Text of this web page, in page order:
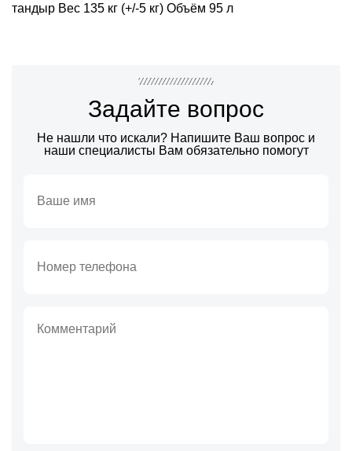
тандыр Вес 135 кг (+/-5 кг) Объём 95 л
Задайте вопрос
Не нашли что искали? Напишите Ваш вопрос и
наши специалисты Вам обязательно помогут